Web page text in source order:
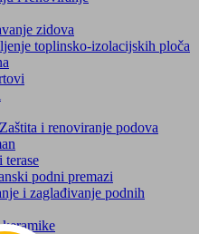
zidova
toplinsko-izolacijskih ploča
i renoviranje podova
terase
podni premazi
i zaglađivanje podnih